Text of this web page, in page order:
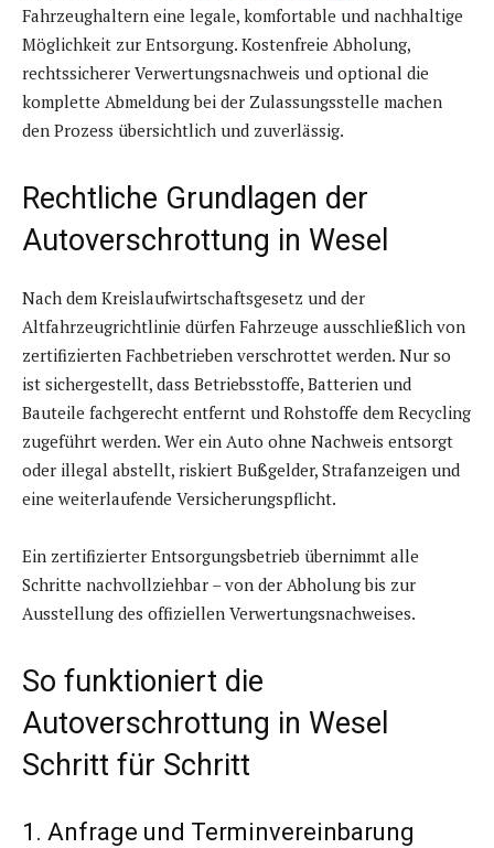
Fahrzeughaltern eine legale, komfortable und nachhaltige
Möglichkeit zur Entsorgung. Kostenfreie Abholung,
rechtssicherer Verwertungsnachweis und optional die
komplette Abmeldung bei der Zulassungsstelle machen
den Prozess übersichtlich und zuverlässig.
Rechtliche Grundlagen der
Autoverschrottung in Wesel
Nach dem Kreislaufwirtschaftsgesetz und der
Altfahrzeugrichtlinie dürfen Fahrzeuge ausschließlich von
zertifizierten Fachbetrieben verschrottet werden. Nur so
ist sichergestellt, dass Betriebsstoffe, Batterien und
Bauteile fachgerecht entfernt und Rohstoffe dem Recycling
zugeführt werden. Wer ein Auto ohne Nachweis entsorgt
oder illegal abstellt, riskiert Bußgelder, Strafanzeigen und
eine weiterlaufende Versicherungspflicht.
Ein zertifizierter Entsorgungsbetrieb übernimmt alle
Schritte nachvollziehbar – von der Abholung bis zur
Ausstellung des offiziellen Verwertungsnachweises.
So funktioniert die
Autoverschrottung in Wesel
Schritt für Schritt
1. Anfrage und Terminvereinbarung